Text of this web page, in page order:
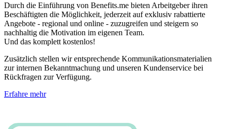
Durch die Einführung von Benefits.me bieten Arbeitgeber ihren
Beschäftigten die Möglichkeit, jederzeit auf exklusiv rabattierte
Angebote - regional und online - zuzugreifen und steigern so
nachhaltig die Motivation im eigenen Team.
Und das komplett kostenlos!
Zusätzlich stellen wir entsprechende Kommunikationsmaterialien
zur internen Bekanntmachung und unseren Kundenservice bei
Rückfragen zur Verfügung.
Erfahre mehr